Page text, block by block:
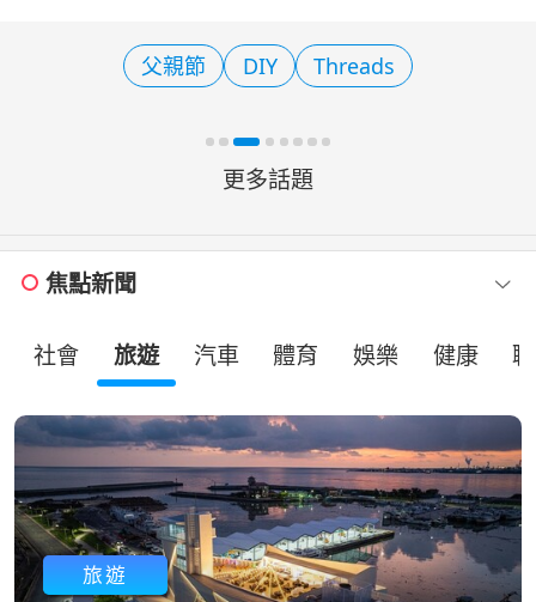
示，今年父親節遊程以「陪伴」為主
軸，規劃7條特色路線，
父親節 DIY Threads
更多話題
焦點新聞
社會 旅遊 汽車 體育 娛樂 健康
旅遊